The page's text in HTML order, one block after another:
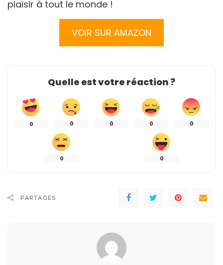
plaisir à tout le monde !
VOIR SUR AMAZON
Quelle est votre réaction ?
0 0 0 0 0
0 0
PARTAGES